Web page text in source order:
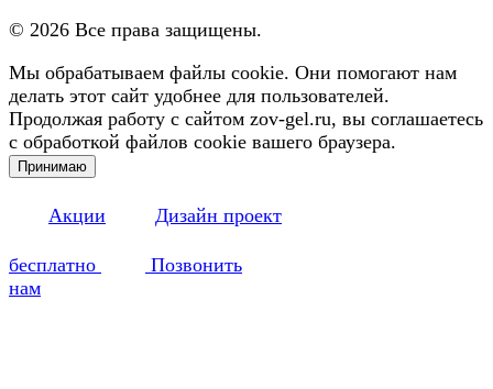
© 2026 Все права защищены.
Мы обрабатываем файлы cookie. Они помогают нам
делать этот сайт удобнее для пользователей.
Продолжая работу с сайтом zov-gel.ru, вы соглашаетесь
с обработкой файлов cookie вашего браузера.
Принимаю
Акции Дизайн проект
бесплатно
Позвонить
нам